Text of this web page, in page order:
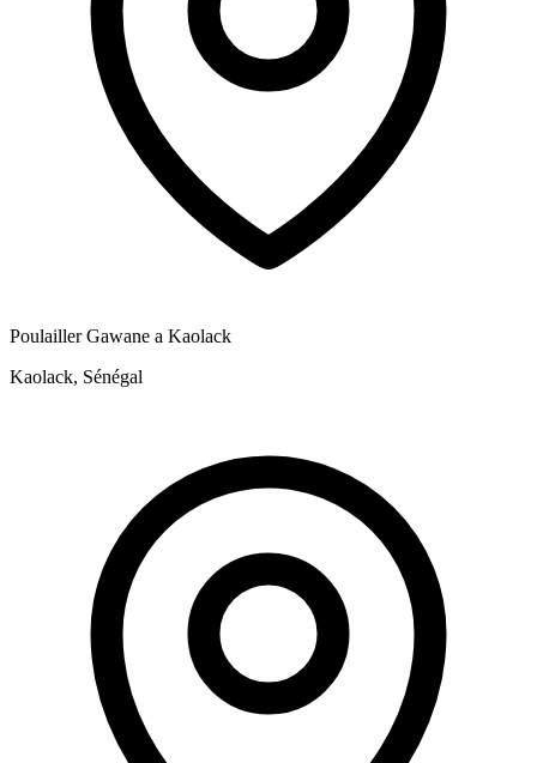
Poulailler Gawane a Kaolack
Kaolack, Sénégal